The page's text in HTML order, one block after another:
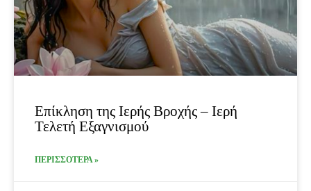
Επίκληση της Ιερής Βροχής – Ιερή
Τελετή Εξαγνισμού
ΠΕΡΙΣΣΟΤΕΡΑ »